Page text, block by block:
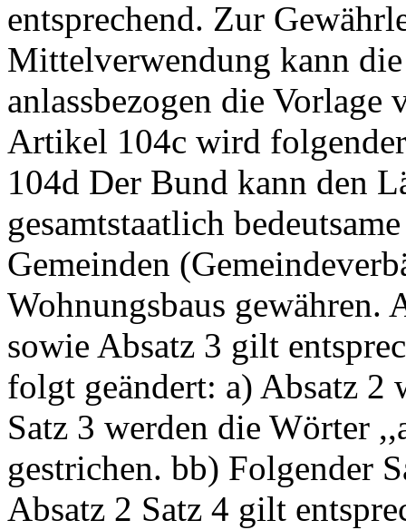
entsprechend. Zur
Mittelverwendung kann
anlassbezogen die
Artikel 104c wird
104d Der Bund kann den
gesamtstaatlich
Gemeinden
Wohnungsbaus gewähren.
sowie Absatz 3 gilt
folgt geändert: a) Absatz
Satz 3 werden die Wörter
gestrichen. bb) Folgender
Absatz 2 Satz 4 gilt